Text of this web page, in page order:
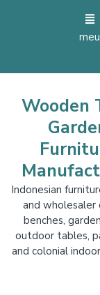
Wooden
Indonesian
and wholesaler
benches,
outdoor tables,
and colonial